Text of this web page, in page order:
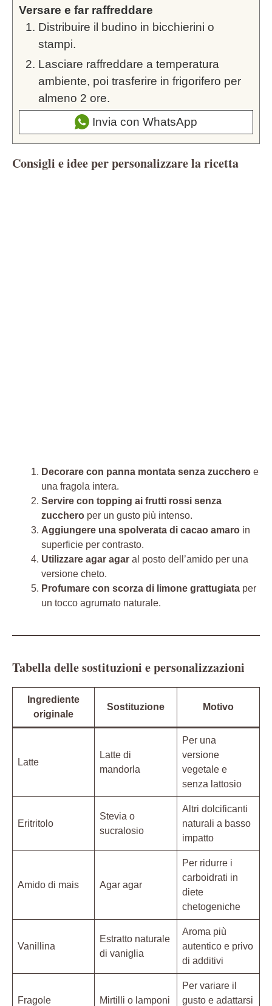
Versare e far raffreddare
Distribuire il budino in bicchierini o
stampi.
Lasciare raffreddare a temperatura
ambiente, poi trasferire in frigorifero per
almeno 2 ore.
Invia con WhatsApp
Consigli e idee per personalizzare la ricetta
Decorare con panna montata senza zucchero e
una fragola intera.
Servire con topping ai frutti rossi senza
zucchero per un gusto più intenso.
Aggiungere una spolverata di cacao amaro in
superficie per contrasto.
Utilizzare agar agar al posto dell’amido per una
versione cheto.
Profumare con scorza di limone grattugiata per
un tocco agrumato naturale.
Tabella delle sostituzioni e personalizzazioni
Ingrediente
originale
Sostituzione Motivo
Latte
Latte di
mandorla
Per una
versione
vegetale e
senza lattosio
Eritritolo
Stevia o
sucralosio
Altri dolcificanti
naturali a basso
impatto
Amido di mais Agar agar
Per ridurre i
carboidrati in
diete
chetogeniche
Vanillina
Estratto naturale
di vaniglia
Aroma più
autentico e privo
di additivi
Fragole Mirtilli o lamponi
Per variare il
gusto e adattarsi